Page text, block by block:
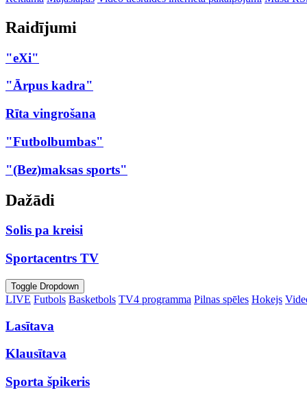
Raidījumi
"eXi"
"Ārpus kadra"
Rīta vingrošana
"Futbolbumbas"
"(Bez)maksas sports"
Dažādi
Solis pa kreisi
Sportacentrs TV
Toggle Dropdown
LIVE Futbols Basketbols TV4 programma Pilnas spēles Hokejs
Lasītava
Klausītava
Sporta špikeris